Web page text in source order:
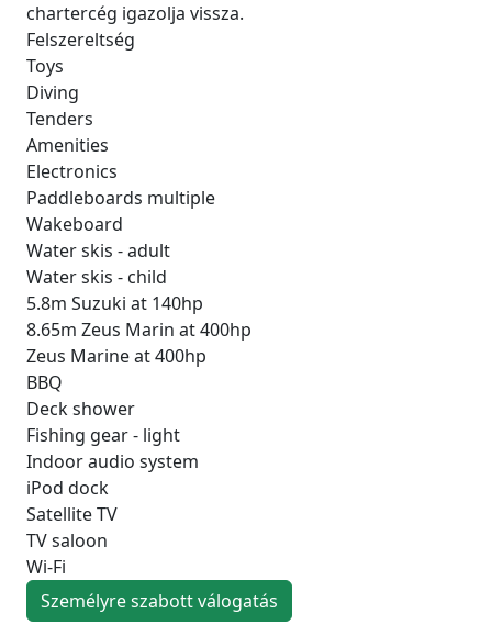
chartercég igazolja vissza.
Felszereltség
Toys
Diving
Tenders
Amenities
Electronics
Paddleboards multiple
Wakeboard
Water skis - adult
Water skis - child
5.8m Suzuki at 140hp
8.65m Zeus Marin at 400hp
Zeus Marine at 400hp
BBQ
Deck shower
Fishing gear - light
Indoor audio system
iPod dock
Satellite TV
TV saloon
Wi-Fi
Személyre szabott válogatás